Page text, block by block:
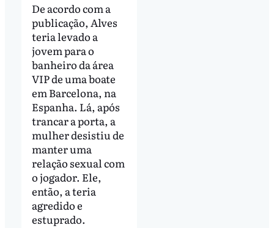
De acordo com a
publicação, Alves
teria levado a
jovem para o
banheiro da área
VIP de uma boate
em Barcelona, na
Espanha. Lá, após
trancar a porta, a
mulher desistiu de
manter uma
relação sexual com
o jogador. Ele,
então, a teria
agredido e
estuprado.